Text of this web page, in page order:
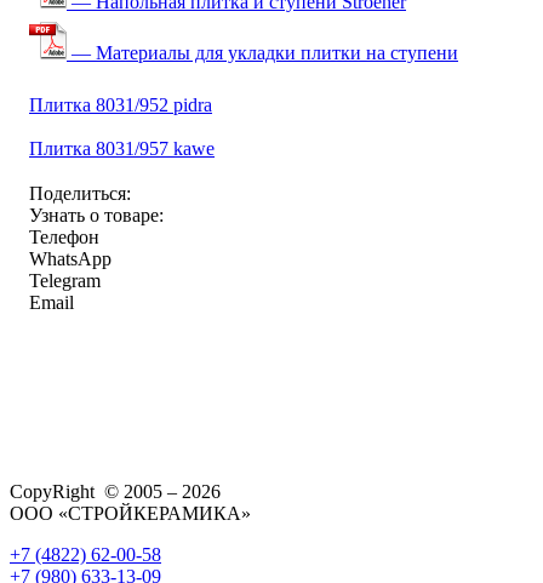
— Материалы для укладки плитки на ступени
Плитка 8031/952 pidra
Плитка 8031/957 kawe
Поделиться:
Узнать о товаре:
Телефон
WhatsApp
Telegram
Email
CopyRight © 2005 – 2026
ООО «СТРОЙКЕРАМИКА»
+7 (4822) 62-00-58
+7 (980) 633-13-09